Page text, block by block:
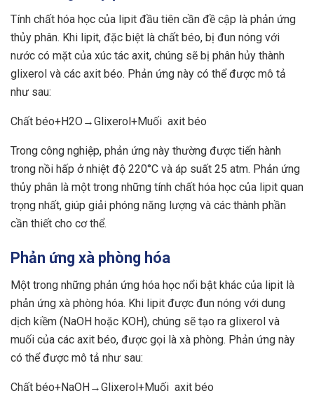
Tính chất hóa học của lipit đầu tiên cần đề cập là phản ứng
thủy phân. Khi lipit, đặc biệt là chất béo, bị đun nóng với
nước có mặt của xúc tác axit, chúng sẽ bị phân hủy thành
glixerol và các axit béo. Phản ứng này có thể được mô tả
như sau:
Chất béo+H2​O→Glixerol+Muối axit béo
Trong công nghiệp, phản ứng này thường được tiến hành
trong nồi hấp ở nhiệt độ 220°C và áp suất 25 atm. Phản ứng
thủy phân là một trong những tính chất hóa học của lipit quan
trọng nhất, giúp giải phóng năng lượng và các thành phần
cần thiết cho cơ thể.
Phản ứng xà phòng hóa
Một trong những phản ứng hóa học nổi bật khác của lipit là
phản ứng xà phòng hóa. Khi lipit được đun nóng với dung
dịch kiềm (NaOH hoặc KOH), chúng sẽ tạo ra glixerol và
muối của các axit béo, được gọi là xà phòng. Phản ứng này
có thể được mô tả như sau:
Chất béo+NaOH→Glixerol+Muối axit béo